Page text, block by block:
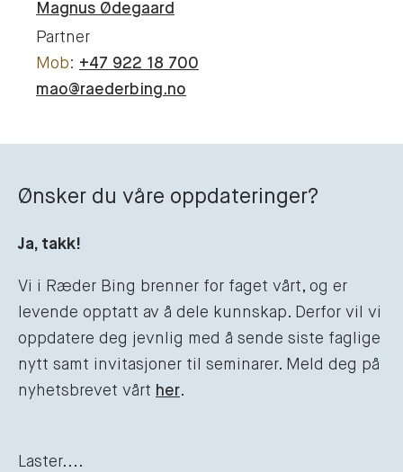
Magnus Ødegaard
Partner
+47 922 18 700
mao@raederbing.no
Ønsker du våre oppdateringer?
Ja, takk!
Vi i Ræder Bing brenner for faget vårt, og er
levende opptatt av å dele kunnskap. Derfor vil vi
oppdatere deg jevnlig med å sende siste faglige
nytt samt invitasjoner til seminarer. Meld deg på
nyhetsbrevet vårt her.
Laster....